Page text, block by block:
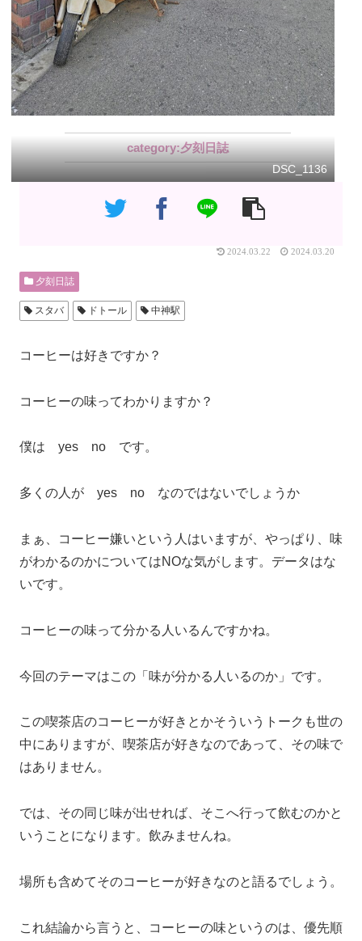
夕刻日誌
DSC_1136
2024.03.22 2024.03.20
夕刻日誌
スタバ ドトール 中神駅
コーヒーは好きですか？
コーヒーの味ってわかりますか？
僕は yes no です。
多くの人が yes no なのではないでしょうか
まぁ、コーヒー嫌いという人はいますが、やっぱり、味
がわかるのかについてはNOな気がします。データはな
いです。
コーヒーの味って分かる人いるんですかね。
今回のテーマはこの「味が分かる人いるのか」です。
この喫茶店のコーヒーが好きとかそういうトークも世の
中にありますが、喫茶店が好きなのであって、その味で
はありません。
では、その同じ味が出せれば、そこへ行って飲むのかと
いうことになります。飲みませんね。
場所も含めてそのコーヒーが好きなのと語るでしょう。
これ結論から言うと、コーヒーの味というのは、優先順